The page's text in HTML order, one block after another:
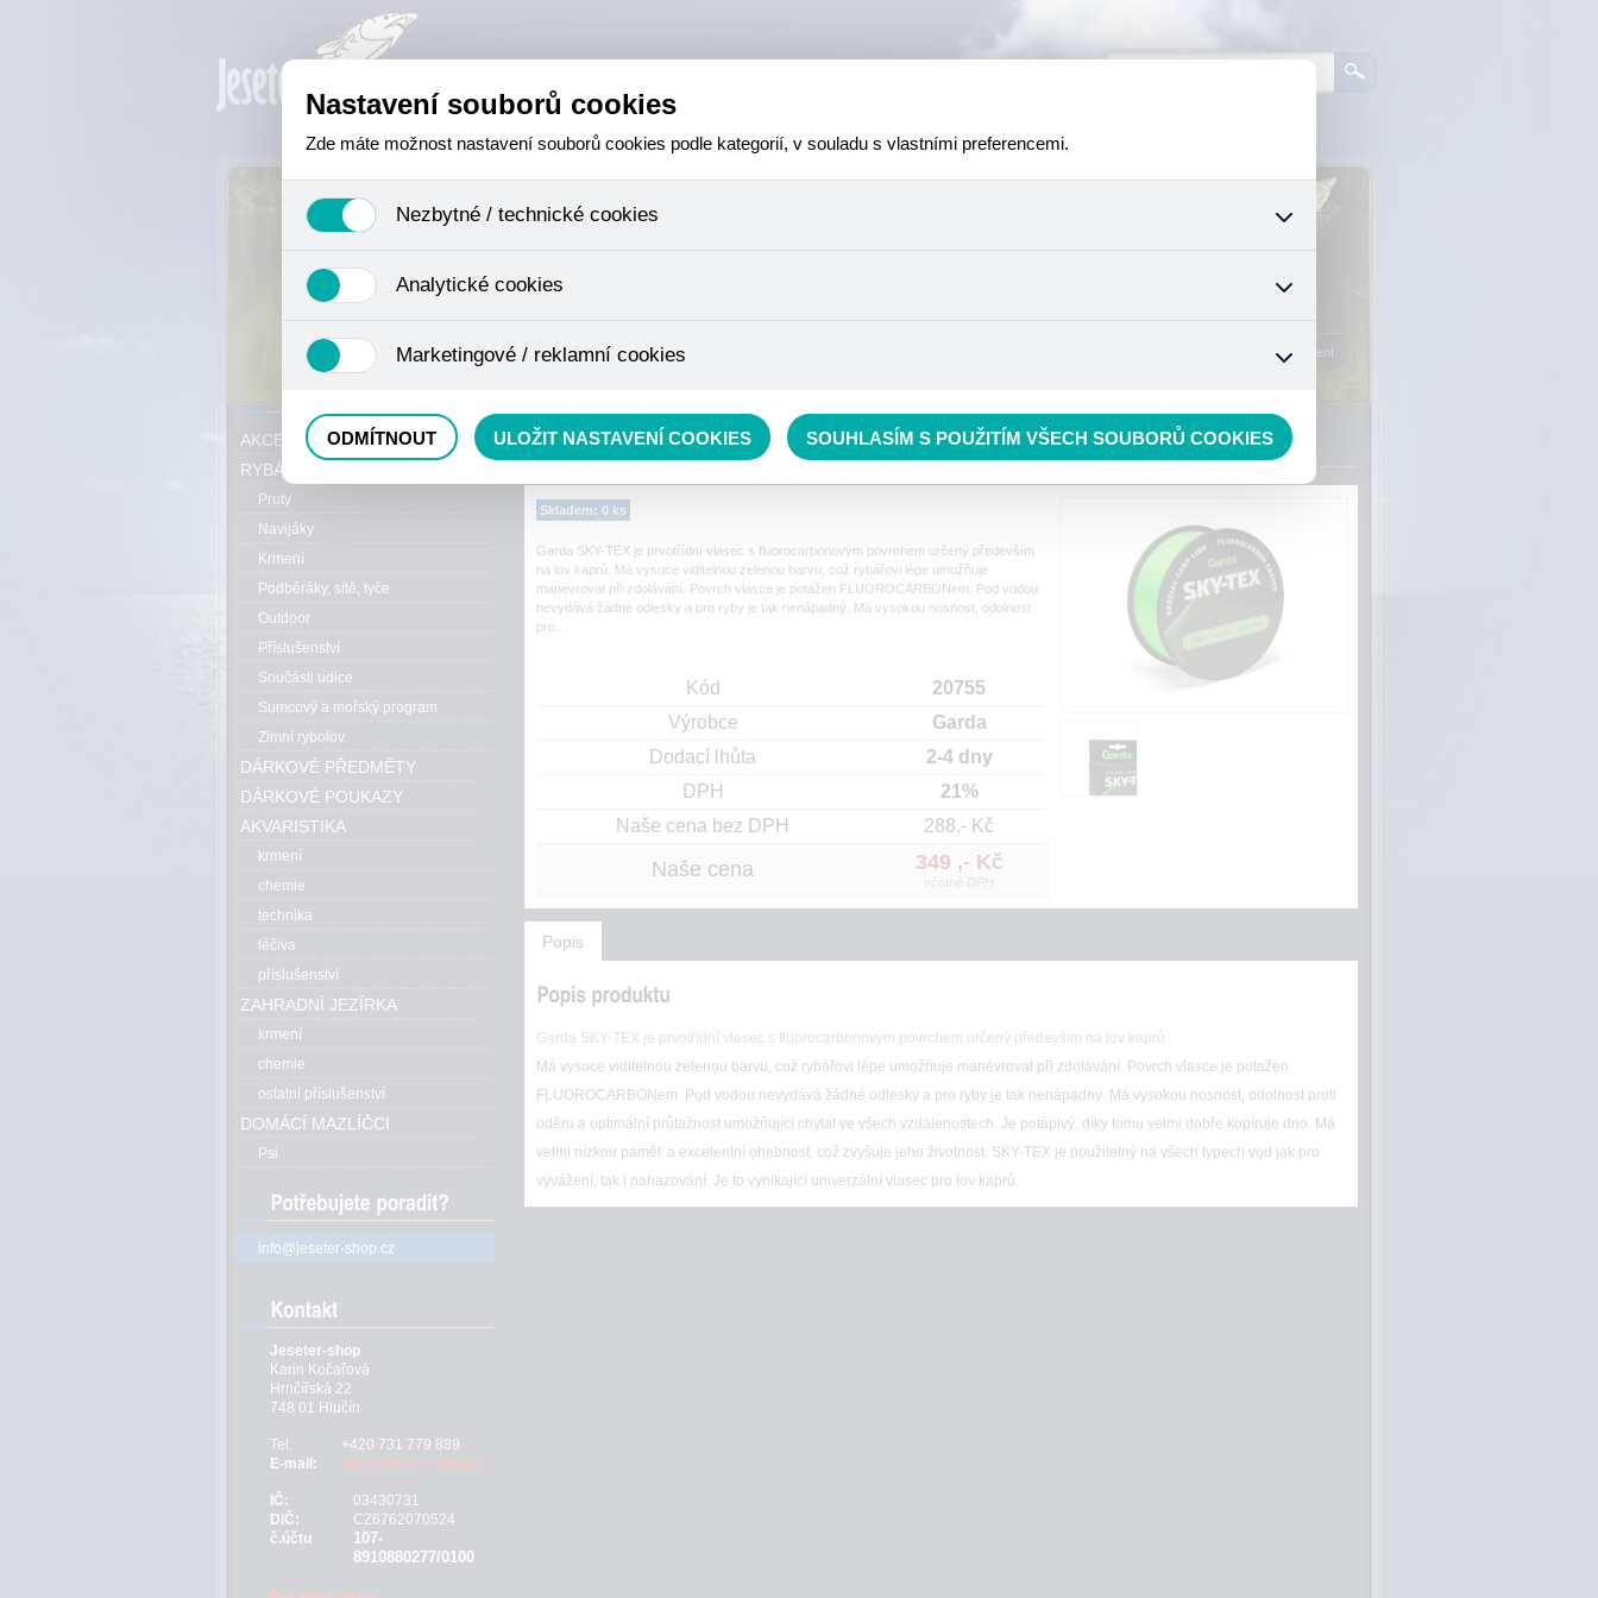
Přihlášení
RYBÁŘSKÝ SORTIMENT»
Skladem: 0 ks
Garda SKY-TEX je prvotřídní vlasec s fluorocarbonovým povrchem určený především
na lov kaprů. Má vysoce viditelnou zelenou barvu, což rybářovi lépe umožňuje
manévrovat při zdolávání. Povrch vlasce je potažen FLUOROCARBONem. Pod vodou
nevydává žádné odlesky a pro ryby je tak nenápadný. Má vysokou nosnost, odolnost
pro...
Kód
20755
Výrobce
Garda
Dodací lhůta
2-4 dny
DPH
21%
Naše cena bez DPH
288,- Kč
Naše cena 349 ,- Kč
včetně DPH
Popis
Garda SKY-TEX je prvotřídní vlasec s fluorocarbonovým povrchem určený především na lov kaprů.
Má vysoce viditelnou zelenou barvu, což rybářovi lépe umožňuje manévrovat při zdolávání. Povrch vlasce je potažen
FLUOROCARBONem. Pod vodou nevydává žádné odlesky a pro ryby je tak nenápadný. Má vysokou nosnost, odolnost proti
oděru a optimální průtažnost umožňující chytat ve všech vzdálenostech. Je potápivý, díky tomu velmi dobře kopíruje dno. Má
velmi nízkou paměť a excelentní ohebnost, což zvyšuje jeho životnost. SKY-TEX je použitelný na všech typech vod jak pro
vyvážení, tak i nahazování. Je to vynikající univerzální vlasec pro lov kaprů.
AKCE, SLEVY, VÝPRODEJ
RYBÁŘSKÝ SORTIMENT
Pruty
Navijáky
Krmení
Podběráky, sítě, tyče
Outdoor
Příslušenství
Součásti udice
Sumcový a mořský program
Zimní rybolov
DÁRKOVÉ PŘEDMĚTY
DÁRKOVÉ POUKAZY
AKVARISTIKA
krmení
chemie
technika
léčiva
příslušenství
ZAHRADNÍ JEZÍRKA
krmení
chemie
ostatní příslušenství
DOMÁCÍ MAZLÍČCI
Psi
info@jeseter-shop.cz
Jeseter-shop
Karin Kočařová
Hrnčířská 22
748 01 Hlučín
Tel:
+420 731 779 889
E-mail:
info@jeseter-shop.cz
IČ:
03430731
DIČ:
CZ6762070524
č.účtu
107-
8910880277/0100
Nastavení souborů cookies
Zde máte možnost nastavení souborů cookies podle kategorií, v souladu s vlastními preferencemi.
Nezbytné / technické cookies
se mimo jiné k ukládání produktů v nákupním košíku, ovládání filtrů a také nastavení souhlasu s uživáním cookies. Pro tyto cookies
není zapotřebí Váš souhlas a není možné jej ani odebrat.
Analytické cookies
nejedná o osobní údaje, protože anonymizované cookies nelze přiřadit konkrétnímu uživateli. Proto nedokážeme zjistit navštívené
odkazy, prohlížené zboží apod.
Marketingové / reklamní cookies
ODMÍTNOUT ULOŽIT NASTAVENÍ COOKIES SOUHLASÍM S POUŽITÍM VŠECH SOUBORŮ COOKIES